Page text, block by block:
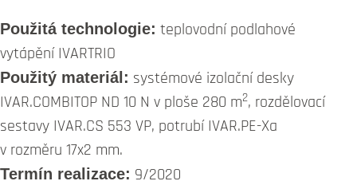
Použitá technologie: teplovodní podlahové
vytápění IVARTRIO
Použitý materiál: systémové izolační desky
IVAR.COMBITOP ND 10 N v ploše 280 m2, rozdělovací
sestavy IVAR.CS 553 VP, potrubí IVAR.PE-Xa
v rozměru 17x2 mm.
Termín realizace: 9/2020